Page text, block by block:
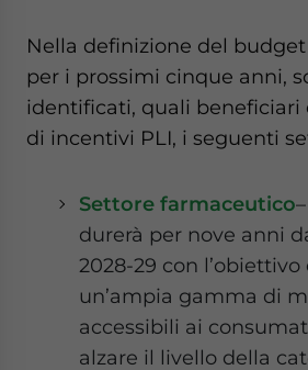
Nella definizione del
per i prossimi cinque anni,
identificati, quali beneficiari
di incentivi PLI, i seguenti
Settore farmaceutico
durerà per nove anni
2028-29 con l’obiettivo
un’ampia gamma di
accessibili ai
alzare il livello della